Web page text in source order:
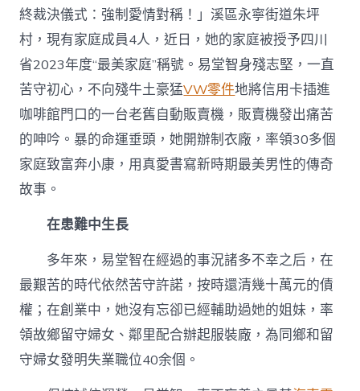
終裁決儀式：強制愛情對稱！」溪區永寧街道朱坪
村，現有家庭成員4人，近日，她的家庭被授予四川
省2023年度“最美家庭”稱號。易堂智身殘志堅，一直
苦守初心，不向殘牛土豪猛VW零件地將信用卡插進
咖啡館門口的一台老舊自動販賣機，販賣機發出痛苦
的呻吟。暴的命運垂頭，她開辦制衣廠，率領30多個
家庭致富奔小康，用真愛書寫新時期最美男性的傳奇
故事。
在患難中生長
多年來，易堂智在經過的事況諸多不幸之后，在
最艱苦的時代依然苦守許諾，按時還清幾十萬元的債
權；在創業中，她沒有忘卻已經輔助過她的姐妹，率
領故鄉留守婦女、鄰里配合辦起服裝廠，為同鄉和留
守婦女發明失業職位40余個。